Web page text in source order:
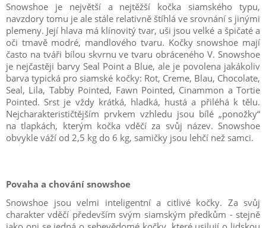
Snowshoe je největší a nejtěžší kočka siamského typu,
navzdory tomu je ale stále relativně štíhlá ve srovnání s jinými
plemeny. Její hlava má klínovitý tvar, uši jsou velké a špičaté a
oči tmavě modré, mandlového tvaru. Kočky snowshoe mají
často na tváři bílou skvrnu ve tvaru obráceného V. Snowshoe
je nejčastěji barvy Seal Point a Blue, ale je povolena jakákoliv
barva typická pro siamské kočky: Rot, Creme, Blau, Chocolate,
Seal, Lila, Tabby Pointed, Fawn Pointed, Cinammon a Tortie
Pointed. Srst je vždy krátká, hladká, hustá a přiléhá k tělu.
Nejcharakterističtějším prvkem vzhledu jsou bílé „ponožky“
na tlapkách, kterým kočka vděčí za svůj název. Snowshoe
obvykle váží od 2,5 kg do 6 kg, samičky jsou lehčí než samci.
Povaha a chování snowshoe
Snowshoe jsou velmi inteligentní a citlivé kočky. Za svůj
charakter vděčí především svým siamským předkům - stejně